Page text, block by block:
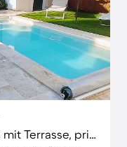
Kinderfreundliches Landhaus mit Terrasse, privatem Pool und Garten | Stadtblick | Ideal für Homeoffice